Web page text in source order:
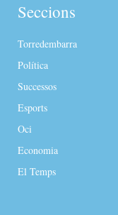
Seccions
Torredembarra
Política
Successos
Esports
Oci
Economia
El Temps